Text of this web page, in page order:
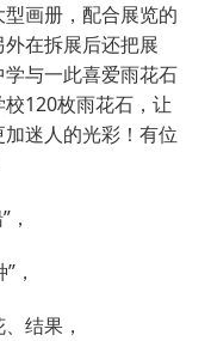
画册，配合展览的
在拆展后还把展
与一此喜爱雨花石
120枚雨花石，让
迷人的光彩！有位
，
结果，